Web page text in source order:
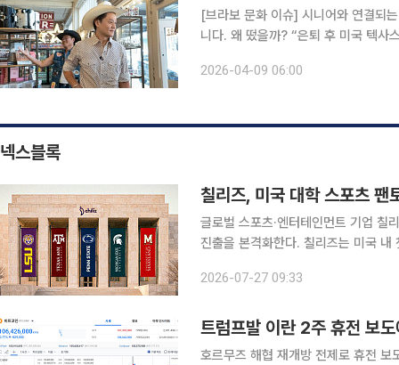
[브라보 문화 이슈] 시니어와 연결되
니다. 왜 떴을까? “은퇴 후 미국 텍사스에서 살고 싶다.” 배우 이서진의 이 한마디가 화제를 모았다.
지역이었던 텍사스를 매력적인 삶의 공
2026-04-09 06:00
넥스블록
칠리즈, 미국 대학 스포츠 팬
글로벌 스포츠·엔터테인먼트 기업 칠
진출을 본격화한다. 칠리즈는 미국 내 첫 팬토큰 및 팬 참여 프로그램을 출범하고 현지 스포츠 팬덤
품선물거래위원회(CFTC)가 발표한
2026-07-27 09:33
트럼프발 이란 2주 휴전 보
호르무즈 해협 재개방 전제로 휴전